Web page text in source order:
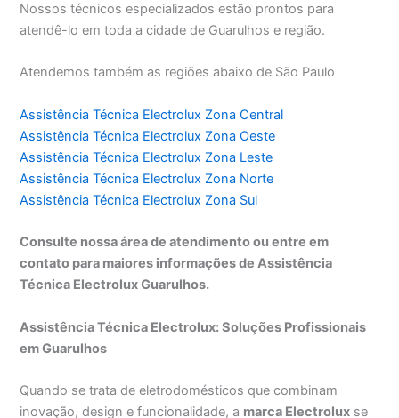
Nossos técnicos especializados estão prontos para
atendê-lo em toda a cidade de Guarulhos e região.
Atendemos também as regiões abaixo de São Paulo
Assistência Técnica Electrolux Zona Central
Assistência Técnica Electrolux Zona Oeste
Assistência Técnica Electrolux Zona Leste
Assistência Técnica Electrolux Zona Norte
Assistência Técnica Electrolux Zona Sul
Consulte nossa área de atendimento ou entre em
contato para maiores informações de Assistência
Técnica Electrolux Guarulhos.
Assistência Técnica Electrolux: Soluções Profissionais
em Guarulhos
Quando se trata de eletrodomésticos que combinam
inovação, design e funcionalidade, a marca Electrolux se